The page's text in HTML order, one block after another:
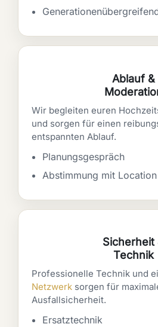
Ablauf &
Wir begleiten euren
und sorgen für einen
entspannten Ablauf.
Planungsgespräch
Abstimmung mit Location
Sicherheit
Technik
Professionelle Technik und
Netzwerk sorgen für
Ausfallsicherheit.
Ersatztechnik